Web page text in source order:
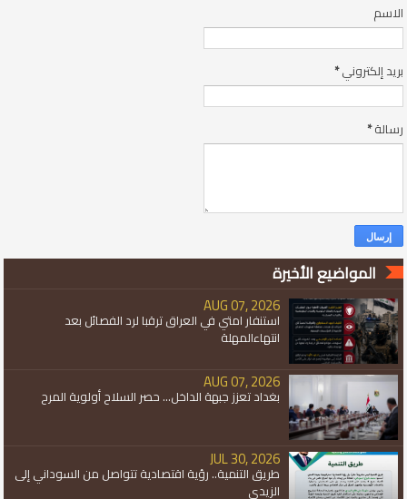
الاسم
بريد إلكتروني*
رسالة*
المواضيع الأخيرة
AUG 07, 2026
استنفار امتي في العراق ترقبا لرد الفصائل بعد
انتهاءالمهلة
AUG 07, 2026
بغداد تعزز جبهة الداخل... حصر السلاح أولوية المرح
JUL 30, 2026
طريق التنمية.. رؤية اقتصادية تتواصل من السوداني إلى
الزيدي